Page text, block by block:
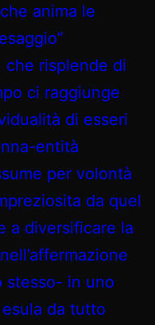
anima le
che risplende di
ci raggiunge
di esseri
entità
per volontà
da quel
a diversificare la
stesso- in uno
da tutto